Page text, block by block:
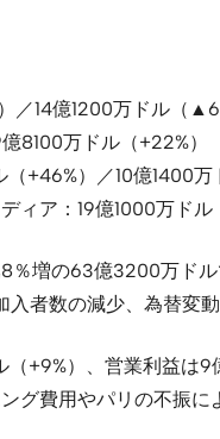
／14億1200万ドル（▲6
8100万ドル（+22%）
+46%）／10億1400万
ィア：19億1000万ド
％増の63億3200万ド
者数の減少、為替変
+9%）、営業利益は
グ費用やパリの不振に